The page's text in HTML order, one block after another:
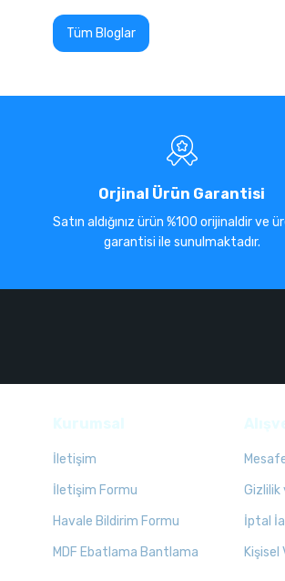
Tüm Bloglar
Orjinal Ürün Garantisi
Satın aldığınız ürün %100 orijinaldir ve
garantisi ile sunulmaktadır.
İletişim
İletişim Formu
Havale Bildirim Formu
MDF Ebatlama Bantlama
Gizlilik
İptal
Kişisel